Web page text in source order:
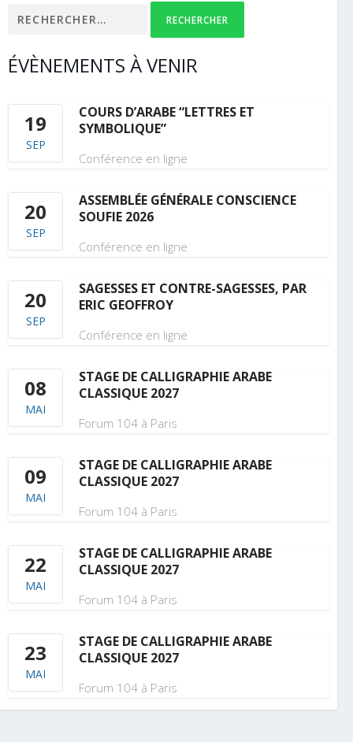
ÉVÈNEMENTS À VENIR
19
SEP
COURS D’ARABE “LETTRES ET
SYMBOLIQUE”
Conférence en ligne
20
SEP
ASSEMBLÉE GÉNÉRALE CONSCIENCE
SOUFIE 2026
Conférence en ligne
20
SEP
SAGESSES ET CONTRE-SAGESSES, PAR
ERIC GEOFFROY
Conférence en ligne
08
MAI
STAGE DE CALLIGRAPHIE ARABE
CLASSIQUE 2027
Forum 104 à Paris
09
MAI
STAGE DE CALLIGRAPHIE ARABE
CLASSIQUE 2027
Forum 104 à Paris
22
MAI
STAGE DE CALLIGRAPHIE ARABE
CLASSIQUE 2027
Forum 104 à Paris
23
MAI
STAGE DE CALLIGRAPHIE ARABE
CLASSIQUE 2027
Forum 104 à Paris